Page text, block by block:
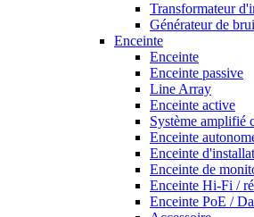
Transformateur
Générateur de
Enceinte
Enceinte
Enceinte passive
Line Array
Enceinte active
Système amplifié
Enceinte
Enceinte
Enceinte de
Enceinte Hi-Fi /
Enceinte PoE /